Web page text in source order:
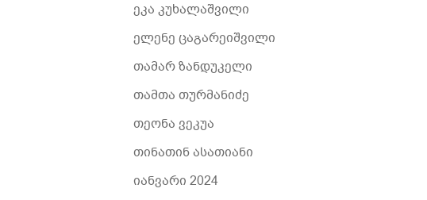
ეკა კუხალაშვილი
ელენე ცაგარეიშვილი
თამარ ზანდუკელი
თამთა თურმანიძე
თეონა ვეკუა
თინათინ ასათიანი
იანვარი 2024